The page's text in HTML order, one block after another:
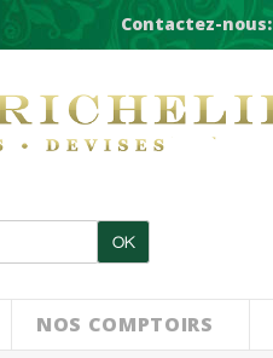
Contactez-nous:
OK
NOS COMPTOIRS